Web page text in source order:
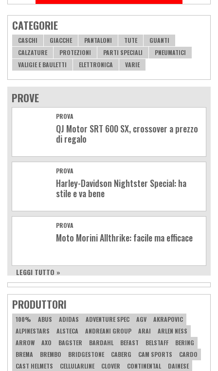
CATEGORIE
CASCHI GIACCHE PANTALONI TUTE
GUANTI
CALZATURE
PROTEZIONI PARTI SPECIALI
PNEUMATICI
VALIGIE E BAULETTI
ELETTRONICA VARIE
PROVE
PROVA
QJ Motor SRT 600 SX, crossover a prezzo
di regalo
PROVA
Harley-Davidson Nightster Special: ha
stile e va bene
PROVA
Moto Morini Allthrike: facile ma efficace
LEGGI TUTTO »
PRODUTTORI
100% ABUS ADIDAS ADVENTURE SPEC AGV
AKRAPOVIC
ALPINESTARS
ALSTECA ANDREANI GROUP ARAI
ARLEN NESS
ARROW
AXO BAGSTER BARDAHL BEFAST BELSTAFF
BERING
BREMA
BREMBO BRIDGESTONE CABERG CAM SPORTS
CARDO
CAST HELMETS
CELLULARLINE CLOVER CONTINENTAL
DAINESE